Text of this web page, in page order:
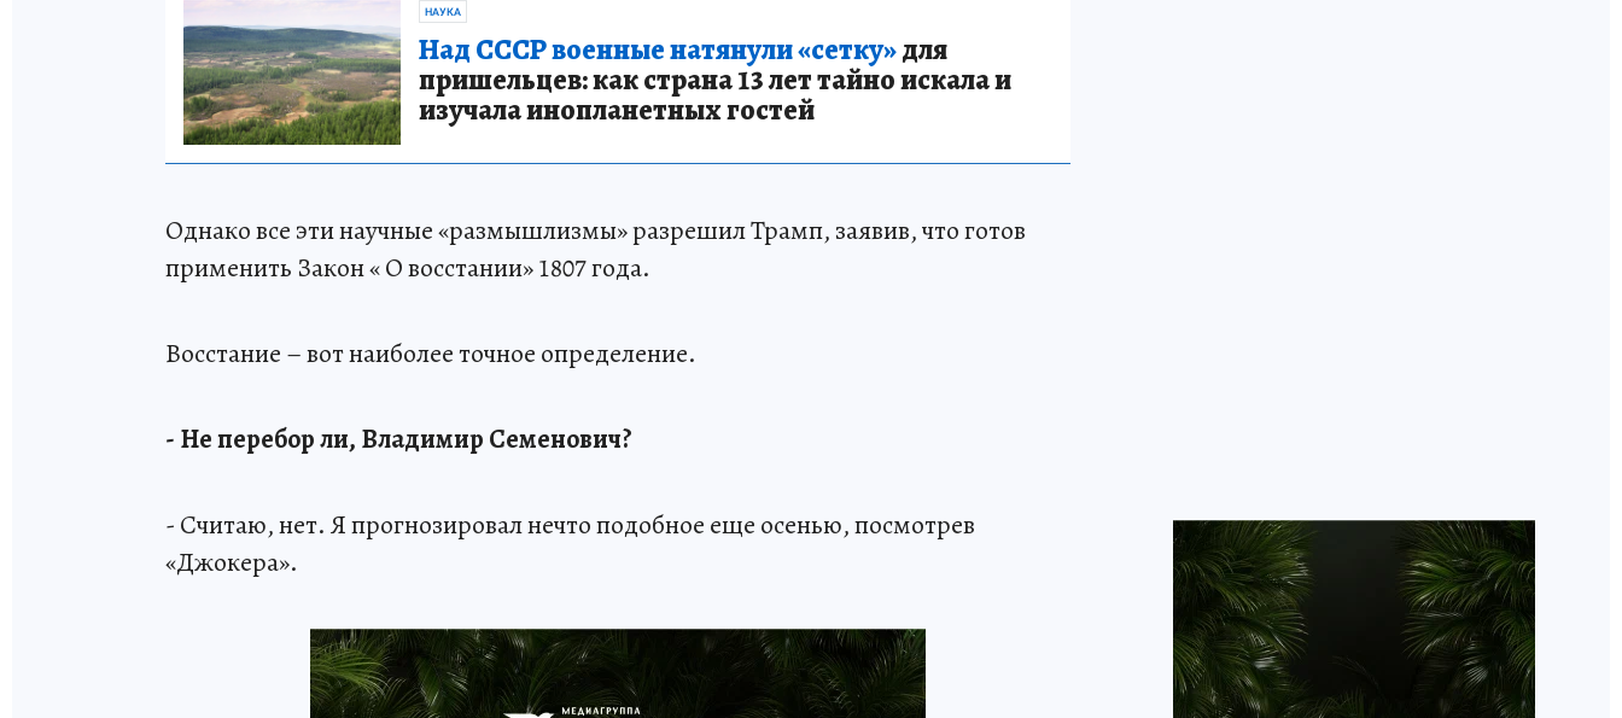
НАУКА
Над СССР военные натянули «сетку»для
пришельцев: как страна 13 лет тайно искала и
изучала инопланетных гостей
Однако все эти научные «размышлизмы» разрешил Трамп, заявив, что готов
применить Закон « О восстании» 1807 года.
Восстание – вот наиболее точное определение.
- Не перебор ли, Владимир Семенович?
- Считаю, нет. Я прогнозировал нечто подобное еще осенью, посмотрев
«Джокера».